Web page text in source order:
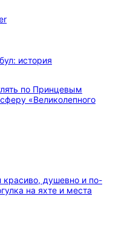
история
по Принцевым
«Великолепного